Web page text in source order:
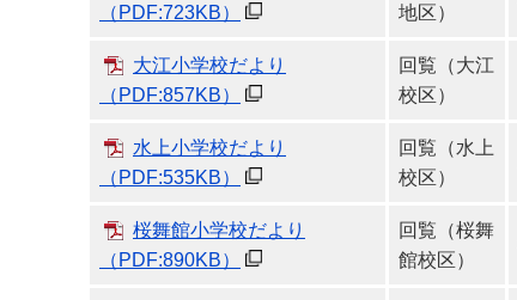
（PDF:723KB）
地区）
大江小学校だより
（PDF:857KB）
回覧（大江
校区）
水上小学校だより
（PDF:535KB）
回覧（水上
校区）
桜舞館小学校だより
（PDF:890KB）
回覧（桜舞
館校区）